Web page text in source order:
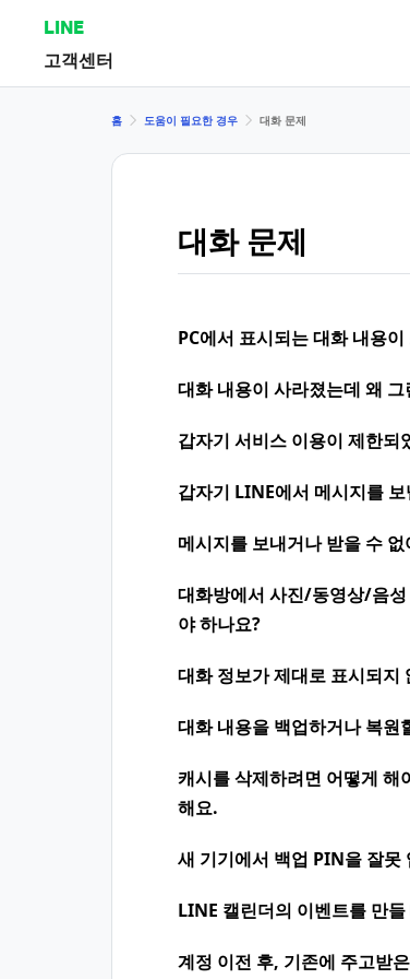
LINE
고객센터
홈 도움이 필요한 경우 대화 문제
대화 문제
PC에서 표시되는 대화 내용
대화 내용이 사라졌는데 왜 그
갑자기 서비스 이용이 제한되
갑자기 LINE에서 메시지를
메시지를 보내거나 받을 수 없
대화방에서 사진/동영상/음
야 하나요?
대화 정보가 제대로 표시되지
대화 내용을 백업하거나 복원
캐시를 삭제하려면 어떻게 해
해요.
새 기기에서 백업 PIN을 잘못
LINE 캘린더의 이벤트를 만
계정 이전 후, 기존에 주고받